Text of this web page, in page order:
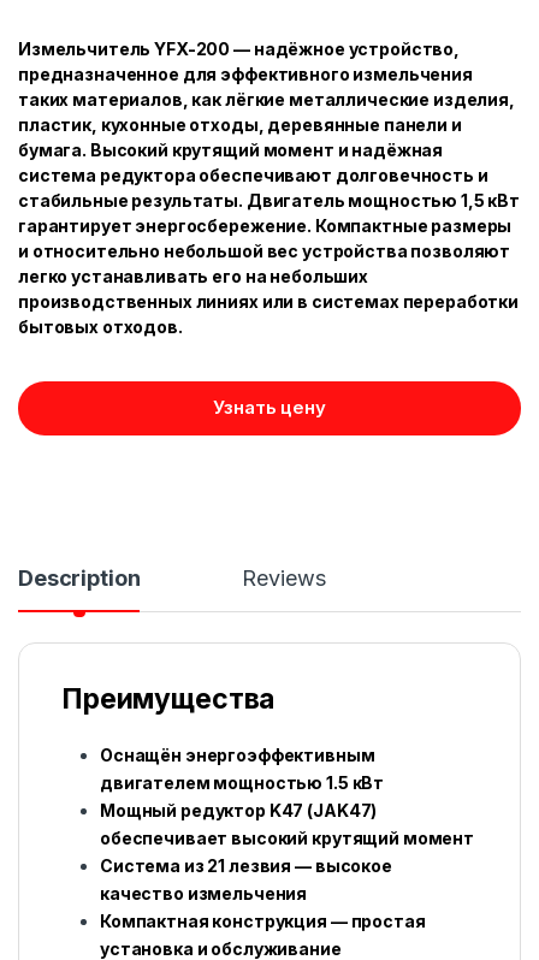
Измельчитель YFX-200 — надёжное устройство,
предназначенное для эффективного измельчения
таких материалов, как лёгкие металлические изделия,
пластик, кухонные отходы, деревянные панели и
бумага. Высокий крутящий момент и надёжная
система редуктора обеспечивают долговечность и
стабильные результаты. Двигатель мощностью 1,5 кВт
гарантирует энергосбережение. Компактные размеры
и относительно небольшой вес устройства позволяют
легко устанавливать его на небольших
производственных линиях или в системах переработки
бытовых отходов.
Узнать цену
Description Reviews
Преимущества
Оснащён энергоэффективным
двигателем мощностью 1.5 кВт
Мощный редуктор K47 (JAK47)
обеспечивает высокий крутящий момент
Система из 21 лезвия — высокое
качество измельчения
Компактная конструкция — простая
установка и обслуживание